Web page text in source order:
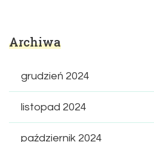
Archiwa
grudzień 2024
listopad 2024
październik 2024